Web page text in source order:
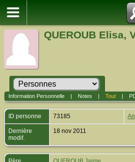
QUEROUB Elisa,
Information Personnelle| Notes Tout|
ID personne 73185
Dernière
modif.
18 nov 2011